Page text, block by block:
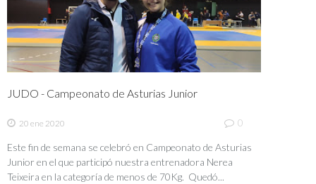
JUDO - Campeonato de Asturias Junior
20 ene 2020 0
Este fin de semana se celebró en Campeonato de Asturias
Junior en el que participó nuestra entrenadora Nerea
Teixeira en la categoría de menos de 70Kg. Quedó...